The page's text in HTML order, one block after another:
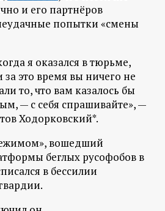
и его партнёров
попытки «смены
я оказался в тюрьме,
за это время вы ничего не
то, что вам казалось бы
— с себя спрашивайте», —
Ходорковский*.
вошедший
беглых русофобов в
в бессилии